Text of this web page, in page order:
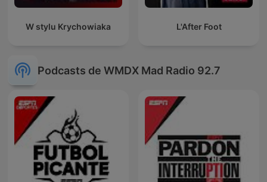
W stylu Krychowiaka L'After Foot
Podcasts de WMDX Mad Radio 92.7